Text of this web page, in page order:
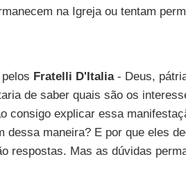
na Igreja ou tentam
Fratelli D'Italia- Deus,
de saber quais são os
consigo explicar essa
dessa maneira? E por que eles
respostas. Mas as dúvidas